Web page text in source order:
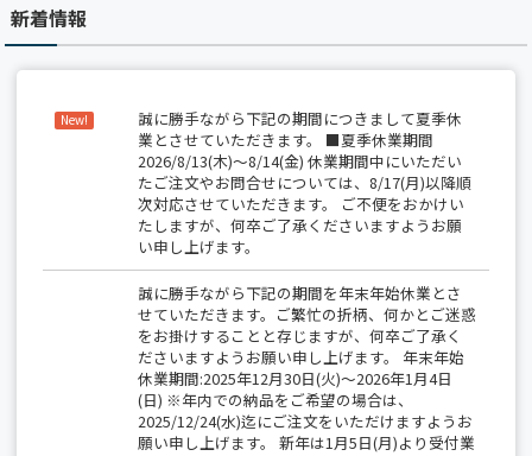
新着情報
New!
誠に勝手ながら下記の期間につきまして夏季休
業とさせていただきます。 ■夏季休業期間
2026/8/13(木)～8/14(金) 休業期間中にいただい
たご注文やお問合せについては、8/17(月)以降順
次対応させていただきます。 ご不便をおかけい
たしますが、何卒ご了承くださいますようお願
い申し上げます。
誠に勝手ながら下記の期間を年末年始休業とさ
せていただきます。ご繁忙の折柄、何かとご迷惑
をお掛けすることと存じますが、何卒ご了承く
ださいますようお願い申し上げます。 年末年始
休業期間:2025年12月30日(火)～2026年1月4日
(日) ※年内での納品をご希望の場合は、
2025/12/24(水)迄にご注文をいただけますようお
願い申し上げます。 新年は1月5日(月)より受付業